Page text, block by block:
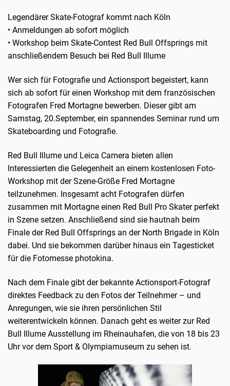
Legendärer Skate-Fotograf kommt nach Köln
• Anmeldungen ab sofort möglich
• Workshop beim Skate-Contest Red Bull Offsprings mit
anschließendem Besuch bei Red Bull Illume
Wer sich für Fotografie und Actionsport begeistert, kann
sich ab sofort für einen Workshop mit dem französischen
Fotografen Fred Mortagne bewerben. Dieser gibt am
Samstag, 20.September, ein spannendes Seminar rund um
Skateboarding und Fotografie.
Red Bull Illume und Leica Camera bieten allen
Interessierten die Gelegenheit an einem kostenlosen Foto-
Workshop mit der Szene-Größe Fred Mortagne
teilzunehmen. Insgesamt acht Fotografen dürfen
zusammen mit Mortagne einen Red Bull Pro Skater perfekt
in Szene setzen. Anschließend sind sie hautnah beim
Finale der Red Bull Offsprings an der North Brigade in Köln
dabei. Und sie bekommen darüber hinaus ein Tagesticket
für die Fotomesse photokina.
Nach dem Finale gibt der bekannte Actionsport-Fotograf
direktes Feedback zu den Fotos der Teilnehmer – und
Anregungen, wie sie ihren persönlichen Stil
weiterentwickeln können. Danach geht es weiter zur Red
Bull Illume Ausstellung im Rheinauhafen, die von 18 bis 23
Uhr vor dem Sport & Olympiamuseum zu sehen ist.